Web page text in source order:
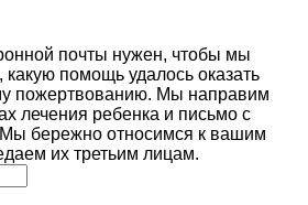
почты нужен, чтобы мы
какую помощь удалось оказать
пожертвованию. Мы направим
лечения ребенка и письмо с
Мы бережно относимся к вашим
их третьим лицам.